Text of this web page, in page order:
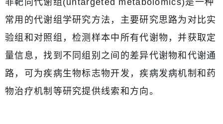
非靶向代谢组(untargeted metabolomics)是一种
常用的代谢组学研究方法，主要研究思路为对比实
验组和对照组，检测样本中所有代谢物，并获取定
量信息，找到不同组别之间的差异代谢物和代谢通
路，可为疾病生物标志物开发，疾病发病机制和药
物治疗机制等研究提供线索和方向。